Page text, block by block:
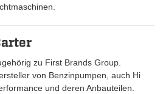
zu First Brands Group.
von Benzinpumpen, auch Hi
und deren Anbauteilen.